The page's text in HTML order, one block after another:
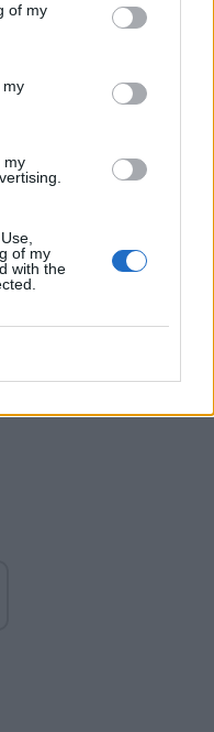
of my
my
my
of my
with the